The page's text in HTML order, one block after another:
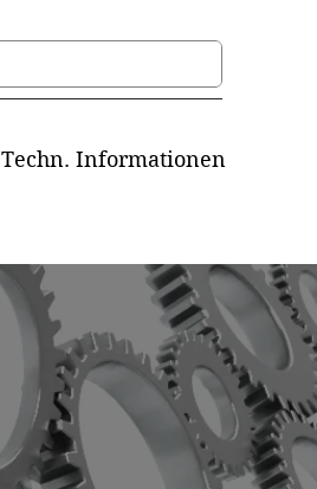
Techn. Informationen